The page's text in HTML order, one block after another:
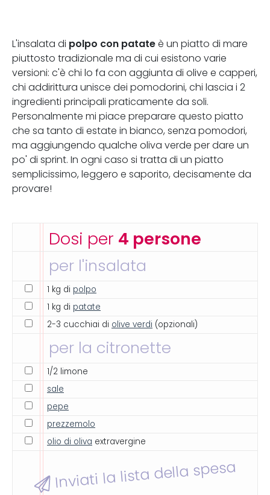
L'insalata di polpo con patate è un piatto di mare
piuttosto tradizionale ma di cui esistono varie
versioni: c'è chi lo fa con aggiunta di olive e capperi,
chi addirittura unisce dei pomodorini, chi lascia i 2
ingredienti principali praticamente da soli.
Personalmente mi piace preparare questo piatto
che sa tanto di estate in bianco, senza pomodori,
ma aggiungendo qualche oliva verde per dare un
po' di sprint. In ogni caso si tratta di un piatto
semplicissimo, leggero e saporito, decisamente da
provare!
Dosi per 4 persone
per l'insalata
1 kg di polpo
1 kg di patate
2-3 cucchiai di olive verdi (opzionali)
per la citronette
1/2 limone
sale
pepe
prezzemolo
olio di oliva extravergine
Inviati la lista della spesa